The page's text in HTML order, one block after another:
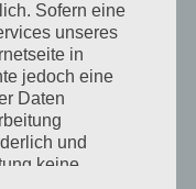
Sofern eine
unseres
in
jedoch eine
Daten
und
keine